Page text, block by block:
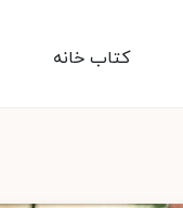
کتاب خانه